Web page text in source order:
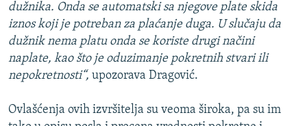
dužnika. Onda se automatski sa njegove plate skida
iznos koji je potreban za plaćanje duga. U slučaju da
dužnik nema platu onda se koriste drugi načini
naplate, kao što je oduzimanje pokretnih stvari ili
nepokretnosti“, upozorava Dragović.
Ovlašćenja ovih izvršitelja su veoma široka, pa su im